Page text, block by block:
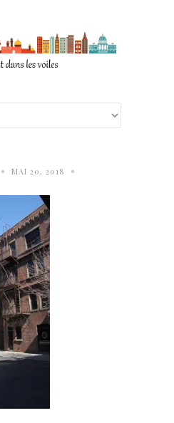
• MAI 20, 2018 •